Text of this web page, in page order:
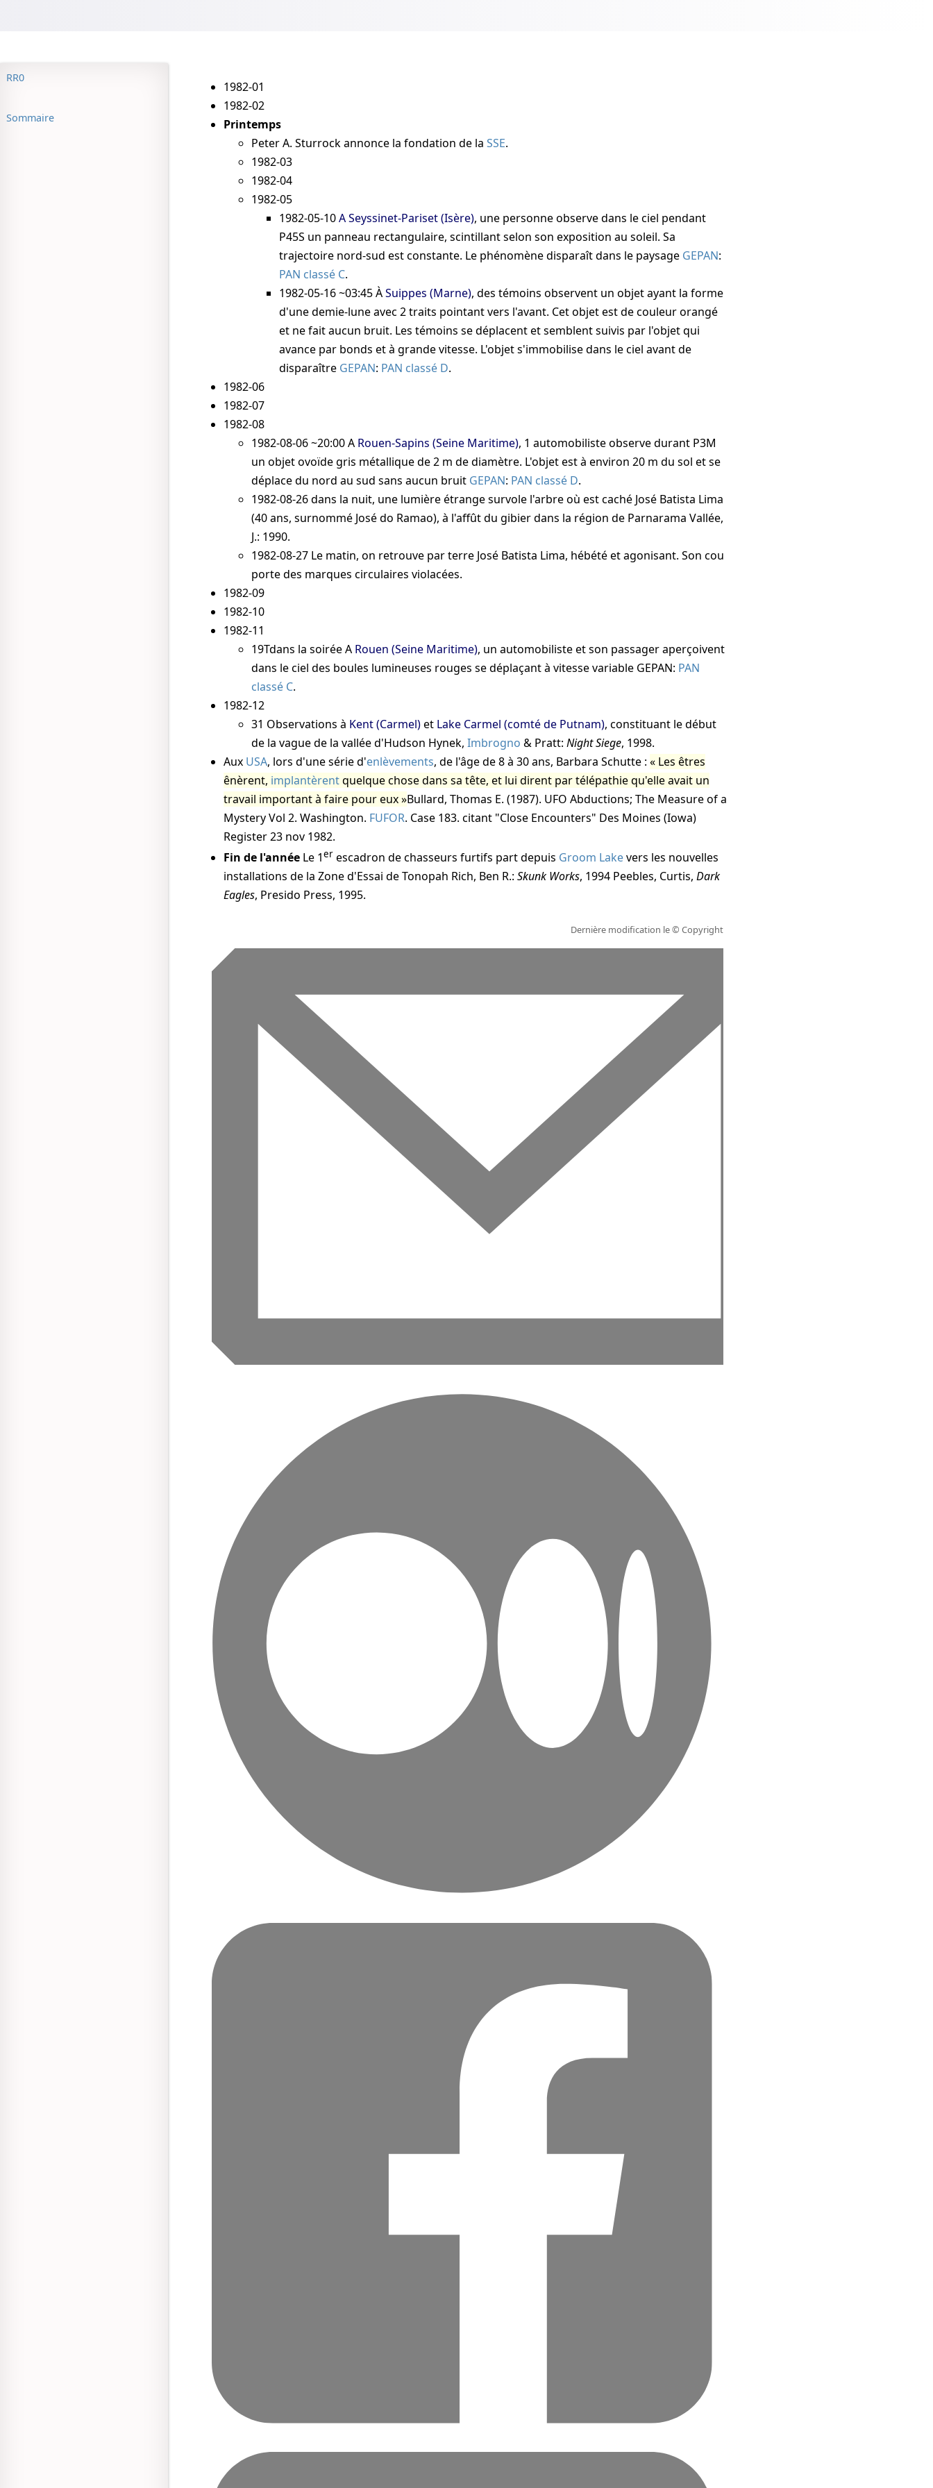
RR0
Sommaire
1982-01
1982-02
Printemps
Peter A. Sturrockannonce la fondation de laSSE.
1982-03
1982-04
1982-05
1982-05-10A Seyssinet-Pariset (Isère), une personne observe dans le ciel pendant
P45S un panneau rectangulaire, scintillant selon son exposition au soleil. Sa
trajectoire nord-sud est constante. Le phénomène disparaît dans le paysage GEPAN:
PAN classé C.
1982-05-16 ~03:45ÀSuippes (Marne), des témoins observent un objet ayant la forme
d'une demie-lune avec 2 traits pointant vers l'avant. Cet objet est de couleur orangé
et ne fait aucun bruit. Les témoins se déplacent et semblent suivis par l'objet qui
avance par bonds et à grande vitesse. L'objet s'immobilise dans le ciel avant de
disparaître GEPAN: PAN classé D.
1982-06
1982-07
1982-08
1982-08-06 ~20:00A Rouen-Sapins (Seine Maritime), 1 automobiliste observe durant P3M
un objet ovoïde gris métallique de 2 m de diamètre. L'objet est à environ 20 m du sol et se
déplace du nord au sud sans aucun bruit GEPAN: PAN classé D.
1982-08-26dans la nuit, une lumière étrange survole l'arbre où est caché José Batista Lima
(40 ans, surnommé José do Ramao), à l'affût du gibier dans la région de ParnaramaVallée,
J.: 1990.
1982-08-27 Le matin, on retrouve par terre José Batista Lima, hébété et agonisant. Son cou
porte des marques circulaires violacées.
1982-09
1982-10
1982-11
19Tdans la soiréeA Rouen (Seine Maritime), un automobiliste et son passager aperçoivent
dans le ciel des boules lumineuses rouges se déplaçant à vitesse variable GEPAN: PAN
classé C.
1982-12
31 Observations à Kent (Carmel)et Lake Carmel (comté de Putnam), constituant le début
de la vague de la vallée d'Hudson Hynek,Imbrogno & Pratt:Night Siege, 1998.
Aux USA, lors d'une série d'enlèvements, de l'âge de 8 à 30 ans, Barbara Schutte : Les êtres
ênèrent, implantèrentquelque chose dans sa tête, et lui dirent par télépathie qu'elle avait un
travail important à faire pour eux Bullard, Thomas E. (1987). UFO Abductions; The Measure of a
Mystery Vol 2. Washington. FUFOR. Case 183. citant "Close Encounters" Des Moines (Iowa)
Register 23 nov 1982.
Fin de l'année Le 1er escadron de chasseurs furtifs part depuis Groom Lakevers les nouvelles
installations de la Zone d'Essai de Tonopah Rich, Ben R.:Skunk Works, 1994 Peebles, Curtis,Dark
Eagles, Presido Press, 1995.
Dernière modification le© Copyright